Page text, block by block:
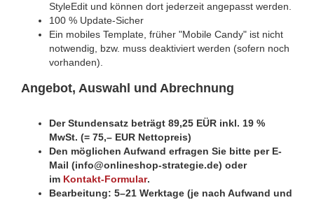
StyleEdit und können dort jederzeit angepasst werden.
100 % Update-Sicher
Ein mobiles Template, früher "Mobile Candy" ist nicht
notwendig, bzw. muss deaktiviert werden (sofern noch
vorhanden).
Angebot, Auswahl und Abrechnung
Der Stundensatz beträgt 89,25 EÜR inkl. 19 %
MwSt. (= 75,– EUR Nettopreis)
Den möglichen Aufwand erfragen Sie bitte per E-
Mail (info@onlineshop-strategie.de) oder
im Kontakt-Formular.
Bearbeitung: 5–21 Werktage (je nach Aufwand und